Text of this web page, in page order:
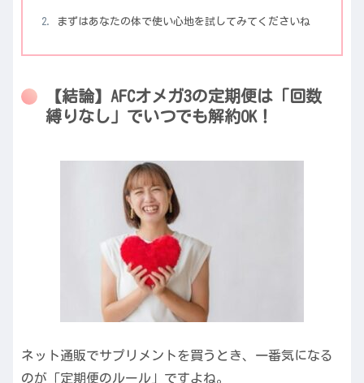
まずはあなたの体で使い心地を試してみてくださいね
【結論】AFCオメガ3の定期便は「回数
縛りなし」でいつでも解約OK！
ネット通販でサプリメントを買うとき、一番気になる
のが「定期便のルール」ですよね。